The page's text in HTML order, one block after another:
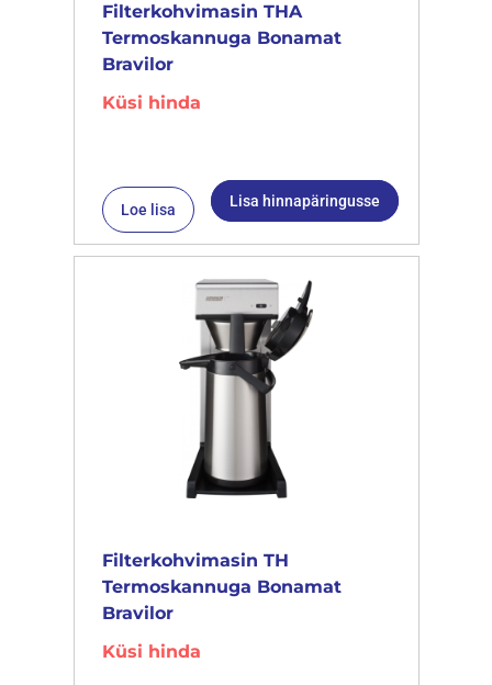
Filterkohvimasin THA
Termoskannuga Bonamat
Bravilor
Küsi hinda
Loe lisa Lisa hinnapäringusse
Filterkohvimasin TH
Termoskannuga Bonamat
Bravilor
Küsi hinda